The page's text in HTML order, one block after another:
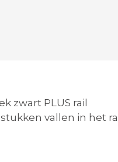
zwart PLUS rail
vallen in het